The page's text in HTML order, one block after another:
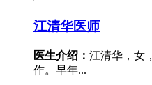
江清华医师
医生介绍： 江清华，女
作。早年...